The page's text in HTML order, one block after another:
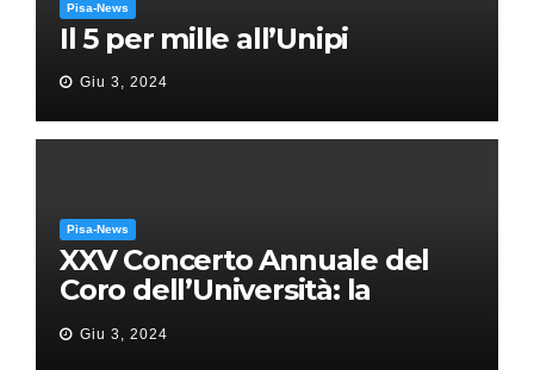
Pisa-News
Il 5 per mille all’Unipi
Giu 3, 2024
Pisa-News
XXV Concerto Annuale del
Coro dell’Università: la
“Messa in gloria” di Giacomo
Puccini
Giu 3, 2024